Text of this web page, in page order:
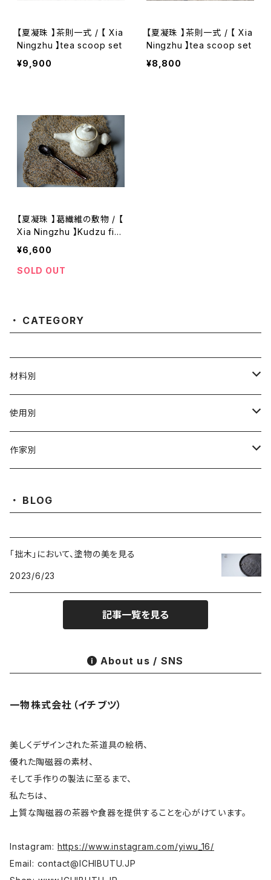
【夏凝珠 】茶則一式 / 【 Xia
Ningzhu 】tea scoop set
¥9,900
【夏凝珠 】茶則一式 / 【 Xia
Ningzhu 】tea scoop set
¥8,800
【夏凝珠 】葛繊維の敷物 / 【
Xia Ningzhu 】Kudzu fib
er tea mat
¥6,600
SOLD OUT
CATEGORY
材料別
陶磁器
ガラス
布・絲・植物繊維
使用別
茶壺 急须 土瓶
蓋碗
酒器
花器
皿
碗 鉢
台所
作家別
相馬佳織
姜栄華
月立窯 中尾心啓
アサ佳
色原昌希
内田好美
BLOG
「拙木」において、塗物の美を見る
2023/6/23
記事一覧を見る
About us / SNS
一物株式会社（イチブツ）
美しくデザインされた茶道具の絵柄、
優れた陶磁器の素材、
そして手作りの製法に至るまで、
私たちは、
上質な陶磁器の茶器や食器を提供することを心がけています。
Instagram: https://www.instagram.com/yiwu_16/
Email: contact@ICHIBUTU.JP